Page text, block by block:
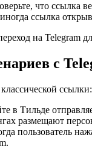
что ссылка
ссылка
на Telegram
с
в Тильде
размещают
пользователь